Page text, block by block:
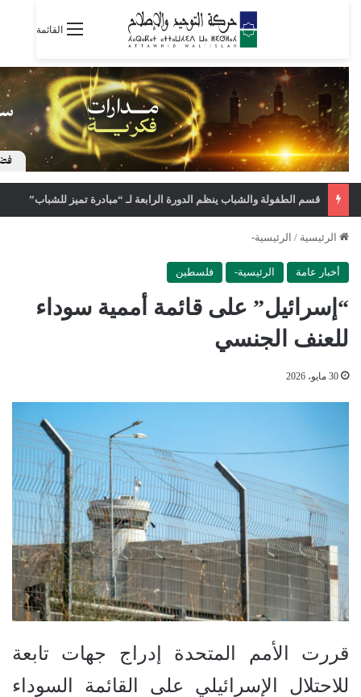
القائمة
قسم الطفولة والشباب ينظم الدورة الرابعة لـ “مبادرة تميز للشباب”
الرئيسية / الرئيسية-
أخبار عامة الرئيسية- فلسطين
“إسرائيل” على قائمة أممية سوداء
للعنف الجنسي
30 مايو، 2026
قررت الأمم المتحدة إدراج جهات تابعة
للاحتلال الإسرائيلي على القائمة السوداء